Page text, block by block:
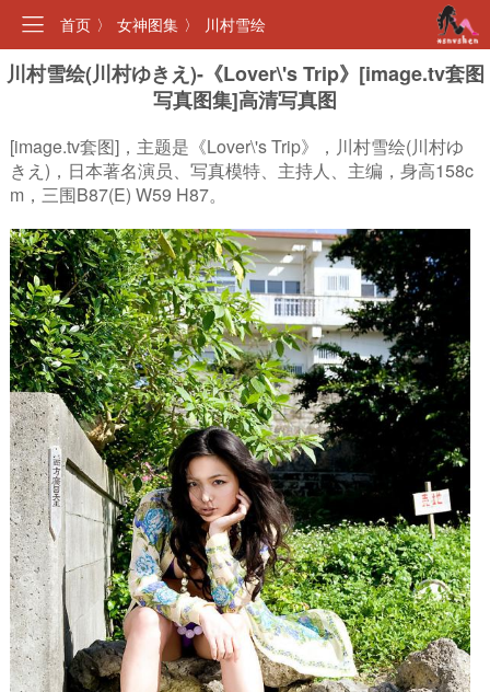
首页 〉 女神图集 〉 川村雪绘
川村雪绘(川村ゆきえ)-《Lover\'s Trip》[image.tv套图
写真图集]高清写真图
[image.tv套图]，主题是《Lover\'s Trip》，川村雪绘(川村ゆ
きえ)，日本著名演员、写真模特、主持人、主编，身高158c
m，三围B87(E) W59 H87。